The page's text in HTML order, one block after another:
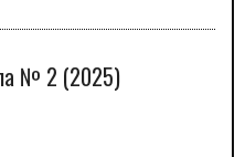
№ 2 (2025)